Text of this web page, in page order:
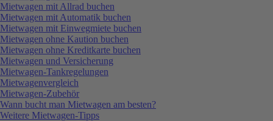
Mietwagen mit Allrad buchen
Mietwagen mit Automatik buchen
Mietwagen mit Einwegmiete buchen
Mietwagen ohne Kaution buchen
Mietwagen ohne Kreditkarte buchen
Mietwagen und Versicherung
Mietwagen-Tankregelungen
Mietwagenvergleich
Mietwagen-Zubehör
Wann bucht man Mietwagen am besten?
Weitere Mietwagen-Tipps